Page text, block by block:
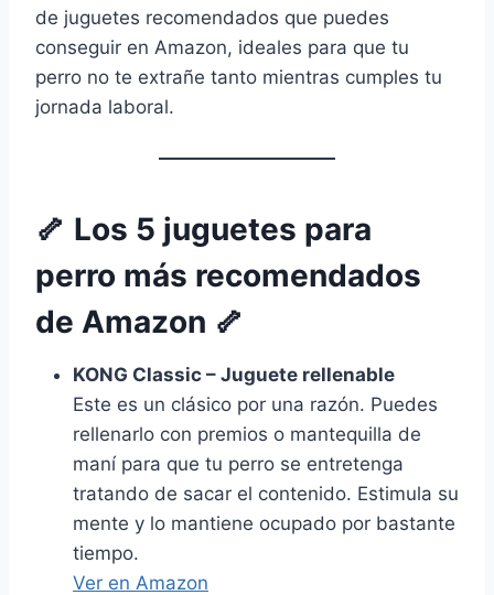
de juguetes recomendados que puedes
conseguir en Amazon, ideales para que tu
perro no te extrañe tanto mientras cumples tu
jornada laboral.
🦴 Los 5 juguetes para
perro más recomendados
de Amazon 🦴
KONG Classic – Juguete rellenable
Este es un clásico por una razón. Puedes
rellenarlo con premios o mantequilla de
maní para que tu perro se entretenga
tratando de sacar el contenido. Estimula su
mente y lo mantiene ocupado por bastante
tiempo.
Ver en Amazon